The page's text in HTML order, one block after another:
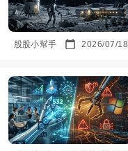
股股小幫手 2026/07/18